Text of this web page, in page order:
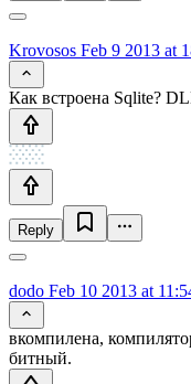
Krovosos Feb 9 2013 at
Как встроена Sqlite?
Reply
dodo Feb 10 2013 at
вкомпилена,
битный.